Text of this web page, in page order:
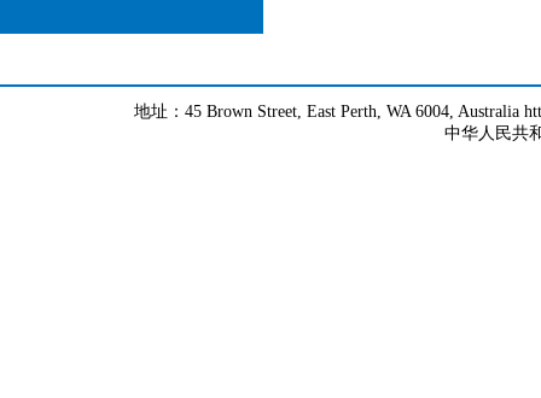
地址：45 Brown Street, East Perth, WA 6004, Australia
中华人民共